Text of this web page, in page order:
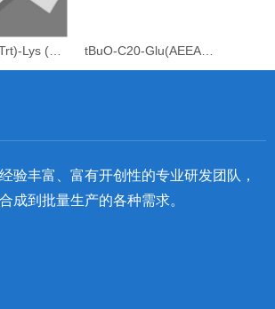
Fmoc-Gln (Trt)-Lys (C20-OtBu-Glu (OtBu)-AEEAc-AEEAc)-OH tBuO-C20-Glu(AEEA-AEEA-OH)-OtBu
验丰富、富有开创性的专业研发团队，
成到批量生产的各种需求。